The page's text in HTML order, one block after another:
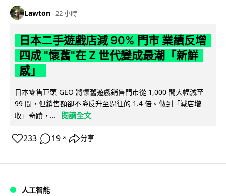
Lawton 22 小時
日本二手遊戲店減 90% 門市 業績反增
四成 "懷舊"在 Z 世代變成最潮「新鮮
感」
日本零售巨頭 GEO 將懷舊遊戲銷售門市從 1,000 間大幅減至
99 間，但銷售額卻不降反升至過往的 1.4 倍。做到「減店增
收」奇蹟，...
閱讀全文
233 19 ↗ 分享
人工智能